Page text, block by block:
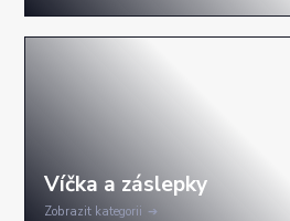
Zobrazit kategorii